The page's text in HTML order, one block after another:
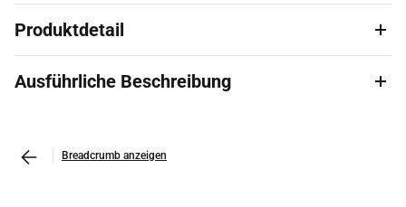
Produktdetail
Ausführliche Beschreibung
Breadcrumb anzeigen